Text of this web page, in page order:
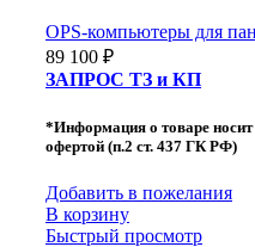
OPS-компьютеры для
89 100 ₽
ЗАПРОС ТЗ и КП
*Информация о товаре носит
офертой (п.2 ст. 437 ГК РФ)
Добавить в пожелания
В корзину
Быстрый просмотр